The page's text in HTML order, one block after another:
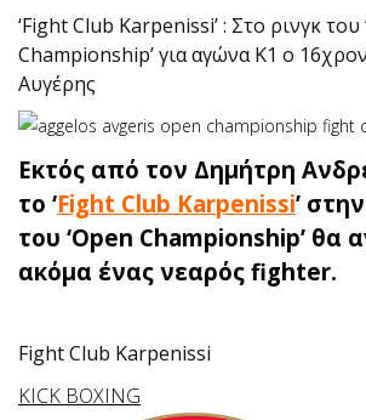
‘Fight Club Karpenissi’ : Στο ρινγκ του
Championship’ για αγώνα Κ1 o
Αυγέρης
Εκτός από τον Δημήτρη
το ‘Fight Club Karpenissi’
του ‘Open Championship’ θα
ακόμα ένας νεαρός fighter.
Fight Club Karpenissi
KICK BOXING